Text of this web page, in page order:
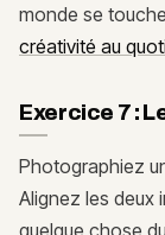
monde se
créativité au
Exercice 7 :
Photographiez
Alignez les deux